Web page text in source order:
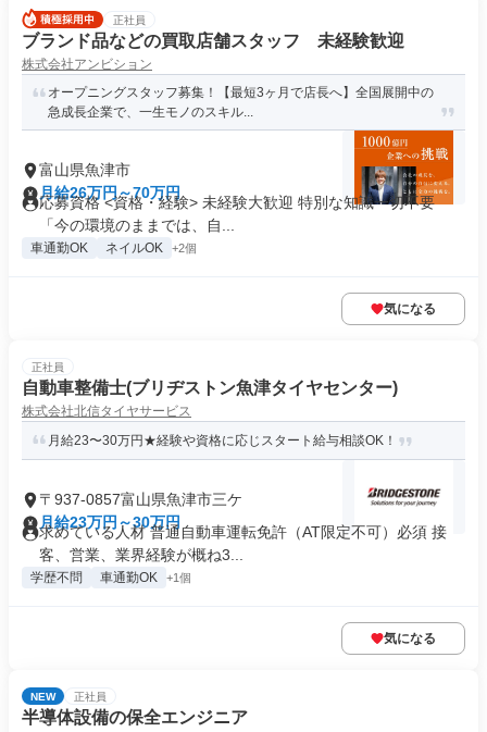
正社員
ブランド品などの買取店舗スタッフ 未経験歓迎
株式会社アンビション
オープニングスタッフ募集！【最短3ヶ月で店長へ】全国展開中の
急成長企業で、一生モノのスキル...
富山県魚津市
月給26万円～70万円
応募資格 <資格・経験> 未経験大歓迎 特別な知識一切不要
「今の環境のままでは、自...
車通勤OK ネイルOK +2個
気になる
正社員
自動車整備士(ブリヂストン魚津タイヤセンター)
株式会社北信タイヤサービス
月給23〜30万円★経験や資格に応じスタート給与相談OK！
〒937-0857富山県魚津市三ケ
月給23万円～30万円
求めている人材 普通自動車運転免許（AT限定不可）必須 接
客、営業、業界経験が概ね3...
学歴不問 車通勤OK +1個
気になる
NEW 正社員
半導体設備の保全エンジニア